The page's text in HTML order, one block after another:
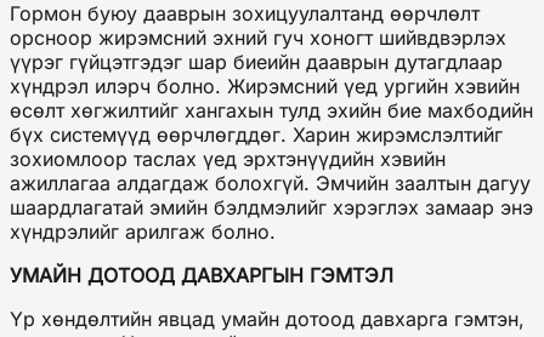
Гормон буюу дааврын зохицуулалтанд өөрчлөлт
орсноор жирэмсний эхний гуч хоногт шийвдвэрлэх
үүрэг гүйцэтгэдэг шар биеийн дааврын дутагдлаар
хүндрэл илэрч болно. Жирэмсний үед ургийн хэвийн
өсөлт хөгжилтийг хангахын тулд эхийн бие махбодийн
бүх системүүд өөрчлөгддөг. Харин жирэмслэлтийг
зохиомлоор таслах үед эрхтэнүүдийн хэвийн
ажиллагаа алдагдаж болохгүй. Эмчийн заалтын дагуу
шаардлагатай эмийн бэлдмэлийг хэрэглэх замаар энэ
хүндрэлийг арилгаж болно.
УМАЙН ДОТООД ДАВХАРГЫН ГЭМТЭЛ
Үр хөндөлтийн явцад умайн дотоод давхарга гэмтэн,